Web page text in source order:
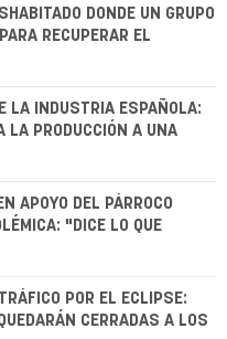
DONDE UN GRUPO
RECUPERAR EL
LA INDUSTRIA ESPAÑOLA:
LA PRODUCCIÓN A UNA
APOYO DEL PÁRROCO
"DICE LO QUE
POR EL ECLIPSE:
CERRADAS A LOS